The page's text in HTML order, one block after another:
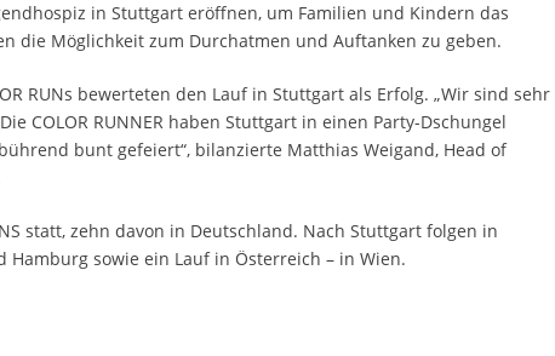
in Stuttgart eröffnen, um Familien und Kindern das
die Möglichkeit zum Durchatmen und Auftanken zu geben.
RUNs bewerteten den Lauf in Stuttgart als Erfolg. „Wir sind sehr
COLOR RUNNER haben Stuttgart in einen Party-Dschungel
bunt gefeiert“, bilanzierte Matthias Weigand, Head of
statt, zehn davon in Deutschland. Nach Stuttgart folgen in
Hamburg sowie ein Lauf in Österreich – in Wien.